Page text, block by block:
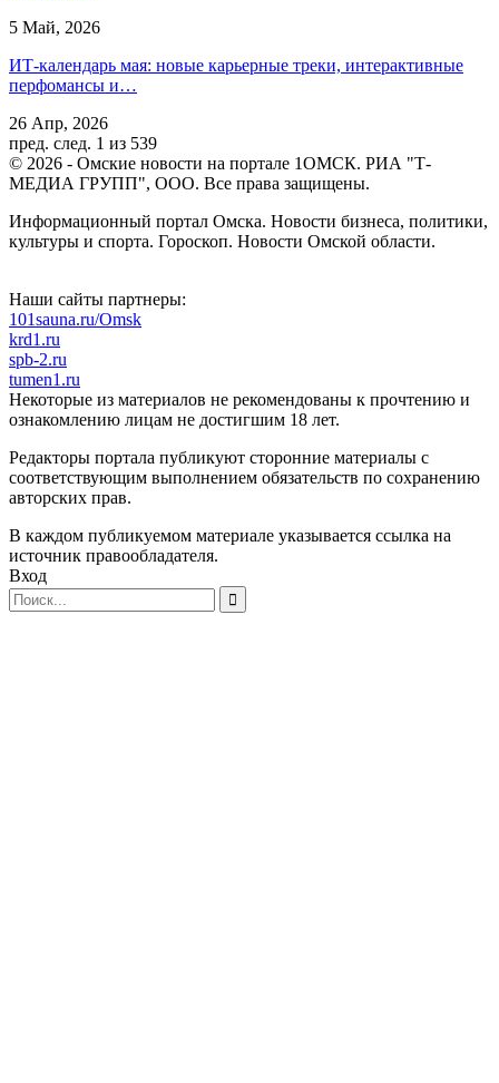
5 Май, 2026
ИТ-календарь мая: новые карьерные треки, интерактивные
перфомансы и…
26 Апр, 2026
пред. след. 1 из 539
© 2026 - Омские новости на портале 1ОМСК. РИА "Т-
МЕДИА ГРУПП", ООО. Все права защищены.
Информационный портал Омска. Новости бизнеса, политики,
культуры и спорта. Гороскоп. Новости Омской области.
Наши сайты партнеры:
101sauna.ru/Omsk
krd1.ru
spb-2.ru
tumen1.ru
Некоторые из материалов не рекомендованы к прочтению и
ознакомлению лицам не достигшим 18 лет.
Редакторы портала публикуют сторонние материалы с
соответствующим выполнением обязательств по сохранению
авторских прав.
В каждом публикуемом материале указывается ссылка на
источник правообладателя.
Вход